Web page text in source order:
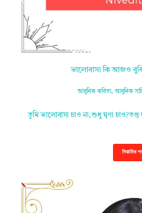
ভালোবাসা কি আজও
আধুনিক কবিতা,আধুনিক
তুমি ভালোবাসা চাও না,শুধু ঘৃণা
বিস্তারিত